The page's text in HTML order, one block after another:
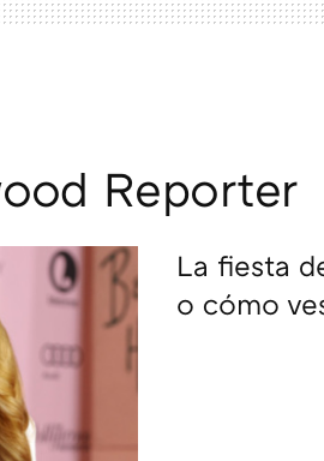
Reporter
La fiesta
o cómo